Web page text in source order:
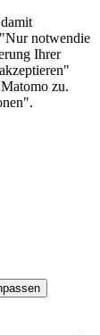
notwendie
Ihrer
zu.